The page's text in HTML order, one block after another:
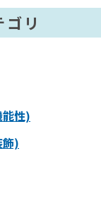
ゴリ
性)
飾)